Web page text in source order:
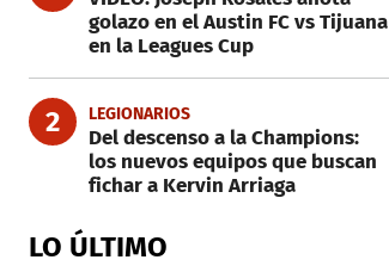
golazo en el Austin FC vs Tijuana
en la Leagues Cup
2 LEGIONARIOS
Del descenso a la Champions:
los nuevos equipos que buscan
fichar a Kervin Arriaga
LO ÚLTIMO